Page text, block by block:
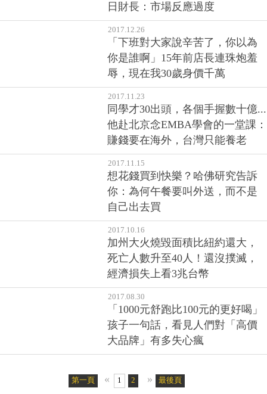
日財長：市場反應過度
2017.12.26
「下班對大家說辛苦了，你以為
你是誰啊」15年前店長連珠炮羞
辱，現在我30歲身價千萬
2017.11.23
同學才30出頭，各個手握數十億...
他赴北京念EMBA學會的一堂課：
賺錢要在海外，台灣只能養老
2017.11.15
想花錢買到快樂？哈佛研究告訴
你：為何午餐要叫外送，而不是
自己出去買
2017.10.16
加州大火燒毀面積比紐約還大，
死亡人數升至40人！還沒撲滅，
經濟損失上看3兆台幣
2017.08.30
「1000元舒跑比100元的更好喝」
孩子一句話，看見人們對「高價
大品牌」有多失心瘋
第一頁 « 1 2 » 最後頁